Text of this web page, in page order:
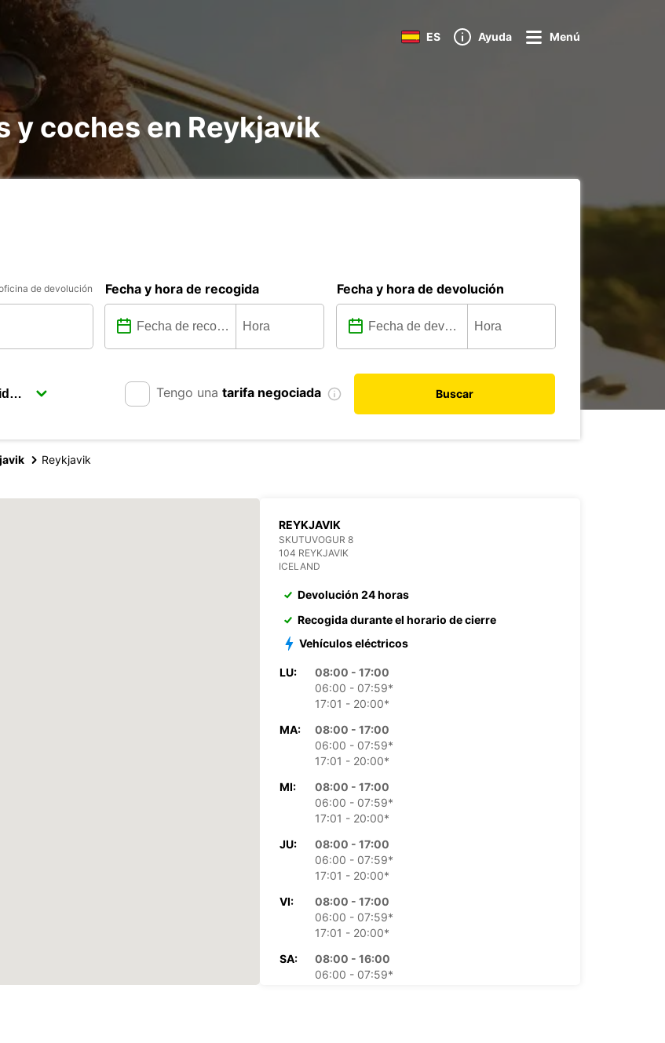
ES Ayuda Menú
coches en Reykjavik
de devolución Fecha y hora de recogida Fecha y hora de devolución
Tengo una tarifa negociada Buscar
Reykjavik
REYKJAVIK
SKUTUVOGUR 8
104 REYKJAVIK
ICELAND
Devolución 24 horas
Recogida durante el horario de cierre
Vehículos eléctricos
LU:
08:00 - 17:00
06:00 - 07:59*
17:01 - 20:00*
MA:
08:00 - 17:00
06:00 - 07:59*
17:01 - 20:00*
MI:
08:00 - 17:00
06:00 - 07:59*
17:01 - 20:00*
JU:
08:00 - 17:00
06:00 - 07:59*
17:01 - 20:00*
VI:
08:00 - 17:00
06:00 - 07:59*
17:01 - 20:00*
SA:
08:00 - 16:00
06:00 - 07:59*